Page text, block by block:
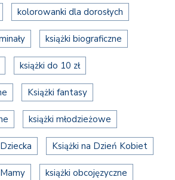
kolorowanki dla dorosłych
książki biograficzne
książki do 10 zł
Książki fantasy
książki młodzieżowe
Książki na Dzień Kobiet
książki obcojęzyczne